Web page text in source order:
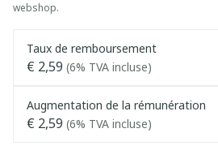
webshop.
Taux de remboursement
€ 2,59 (6% TVA incluse)
Augmentation de la rémunération
€ 2,59 (6% TVA incluse)